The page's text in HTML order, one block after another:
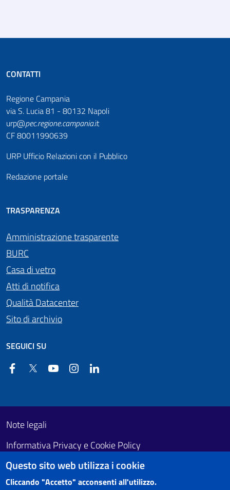
CONTATTI
Regione Campania
via S. Lucia 81 - 80132 Napoli
urp@pec.regione.campania.it
CF 80011990639
URP Ufficio Relazioni con il Pubblico
Redazione portale
TRASPARENZA
Amministrazione trasparente
BURC
Casa di vetro
Atti di notifica
Qualità Datacenter
Sito di archivio
SEGUICI SU
FacebookTwitter YouTube Instagram
Footer First
Useful links section
Note legali
Informativa Privacy e Cookie Policy
Obiettivi di accessibilità
Questo sito web utilizza i cookie
Cliccando "Accetto" acconsenti all'utilizzo.